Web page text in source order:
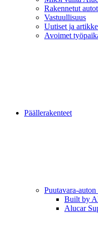
Rakennetut autot
Vastuullisuus
Uutiset ja
Avoimet
Päällerakenteet
Puutavara-
Built by
Alucar